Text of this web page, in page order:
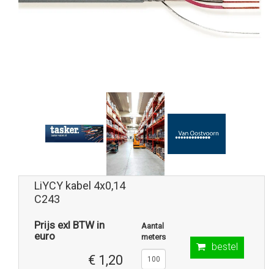
LiYCY kabel 4x0,14
C243
Prijs exl BTW in
euro
€ 1,20
Aantal
meters
bestel